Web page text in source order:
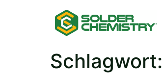
Schlagwort: